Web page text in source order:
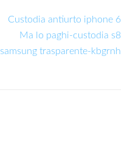
Custodia antiurto iphone 6
Ma lo paghi-custodia s8
samsung trasparente-kbgrnh